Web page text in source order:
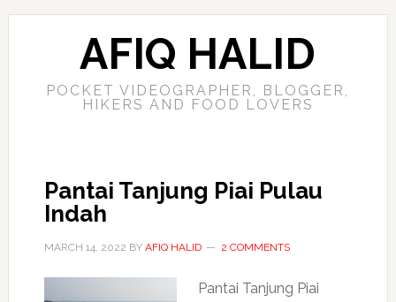
AFIQ HALID
POCKET VIDEOGRAPHER, BLOGGER,
HIKERS AND FOOD LOVERS
Pantai Tanjung Piai Pulau
Indah
MARCH 14, 2022 BY AFIQ HALID 2 COMMENTS
Pantai Tanjung Piai